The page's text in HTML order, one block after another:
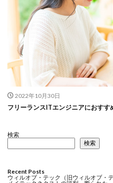
2022年10月30日
フリーランスITエンジニアにおす
検索
検索
Recent Posts
ウィルオブ・テック（旧ウィルオブ・